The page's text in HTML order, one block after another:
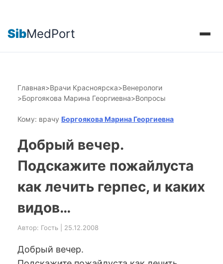
SibMedPort
Главная>Врачи Красноярска>Венерологи
>Боргоякова Марина Георгиевна>Вопросы
Кому: врачу Боргоякова Марина Георгиевна
Добрый вечер.
Подскажите пожайлуста
как лечить герпес, и каких
видов…
Автор: Гость | 25.12.2008
Добрый вечер.